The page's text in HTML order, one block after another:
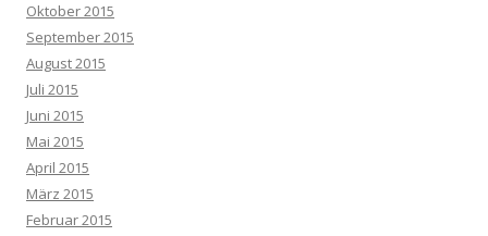
Oktober 2015
September 2015
August 2015
Juli 2015
Juni 2015
Mai 2015
April 2015
März 2015
Februar 2015